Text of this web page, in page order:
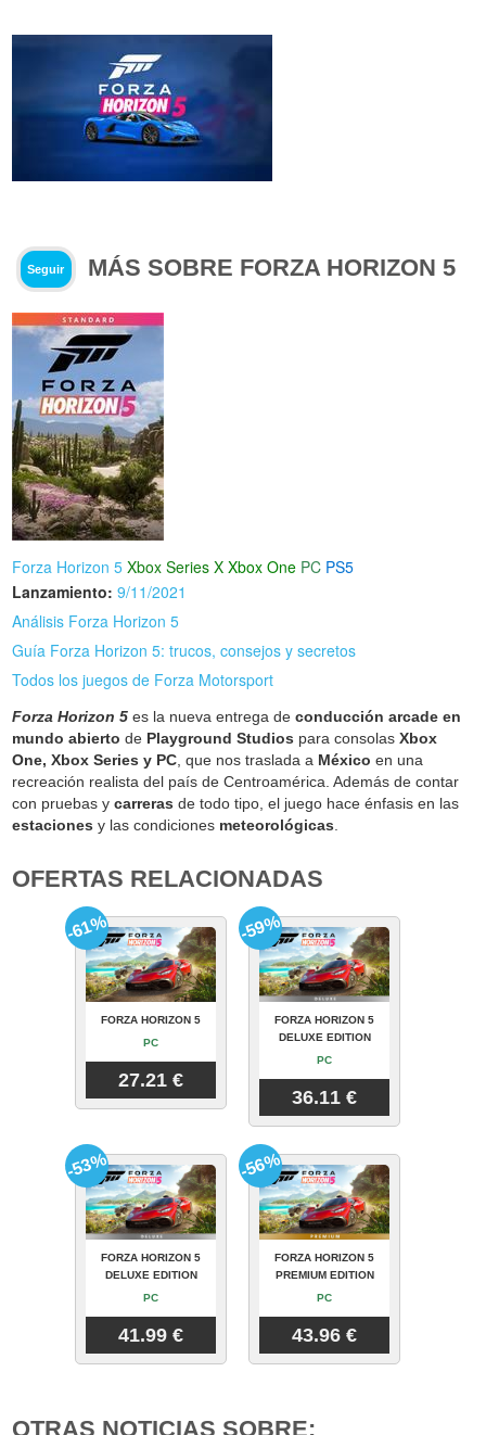
Seguir MÁS SOBRE FORZA HORIZON 5
Forza Horizon 5 Xbox Series X Xbox One PC PS5
Lanzamiento: 9/11/2021
Análisis Forza Horizon 5
Guía Forza Horizon 5: trucos, consejos y secretos
Todos los juegos de Forza Motorsport
Forza Horizon 5 es la nueva entrega deconducción arcade en
mundo abierto de Playground Studios para consolasXbox
One, Xbox Series y PC, que nos traslada a México en una
recreación realista del país de Centroamérica. Además de contar
con pruebas ycarreras de todo tipo, el juego hace énfasis en las
estaciones y las condiciones meteorológicas.
OFERTAS RELACIONADAS
FORZA HORIZON 5
PC
27.21 €
-61%
FORZA HORIZON 5
DELUXE EDITION
PC
36.11 €
-59%
FORZA HORIZON 5
DELUXE EDITION
PC
41.99 €
-53%
FORZA HORIZON 5
PREMIUM EDITION
PC
43.96 €
-56%
OTRAS NOTICIAS SOBRE: